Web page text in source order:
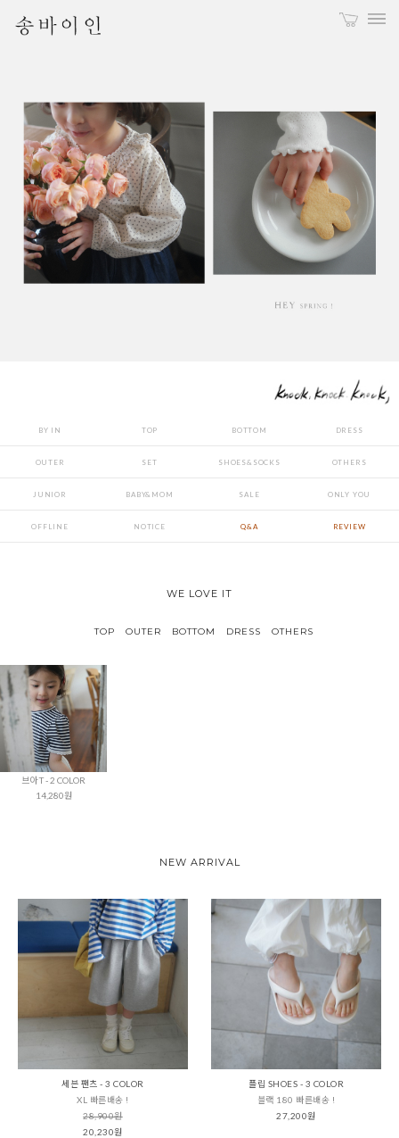
BY IN TOP BOTTOM DRESS
OUTER SET SHOES&SOCKS OTHERS
JUNIOR BABY&MOM SALE ONLY YOU
OFFLINE NOTICE Q&A REVIEW
WE LOVE IT
TOP OUTER BOTTOM DRESS OTHERS
브아 T - 2 COLOR
14,280원
NEW ARRIVAL
세븐 팬츠 - 3 COLOR
XL 빠른배송 !
28,900원
20,230원
플립 SHOES - 3 COLOR
블랙 180 빠른배송 !
27,200원